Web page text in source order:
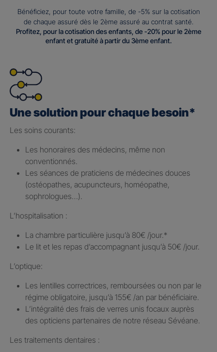
Bénéficiez, pour toute votre famille, de -5% sur la cotisation
de chaque assuré dès le 2ème assuré au contrat santé.
Profitez, pour la cotisation des enfants, de -20% pour le 2ème
enfant et gratuité à partir du 3ème enfant.
Une solution pour chaque besoin*
Les soins courants: ​
Les honoraires des médecins, même non
conventionnés.​
Les séances de praticiens de médecines douces
(ostéopathes, acupuncteurs, homéopathe,
sophrologues…).​
L’hospitalisation : ​
La chambre particulière jusqu’à 80€ /jour.​*
Le lit et les repas d’accompagnant jusqu’à 50€ /jour.​
L’optique:
Les lentilles correctrices, remboursées ou non par le
régime obligatoire, jusqu’à 155€ /an par bénéficiaire.​
L’intégralité des frais de verres unis focaux auprès
des opticiens partenaires de notre réseau Sévéane.​
Les traitements dentaires : ​